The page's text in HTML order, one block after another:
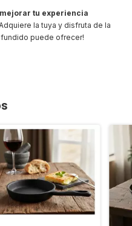
tu experiencia
la tuya y disfruta de la
puede ofrecer!